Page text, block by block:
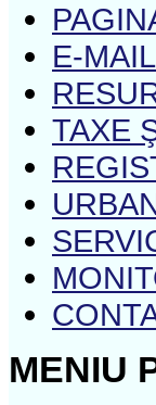
E-
TAXE
MENIU